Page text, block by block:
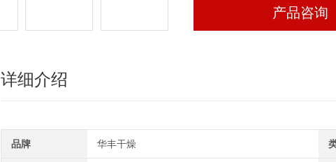
产品咨询
详细介绍
品牌 华丰干燥